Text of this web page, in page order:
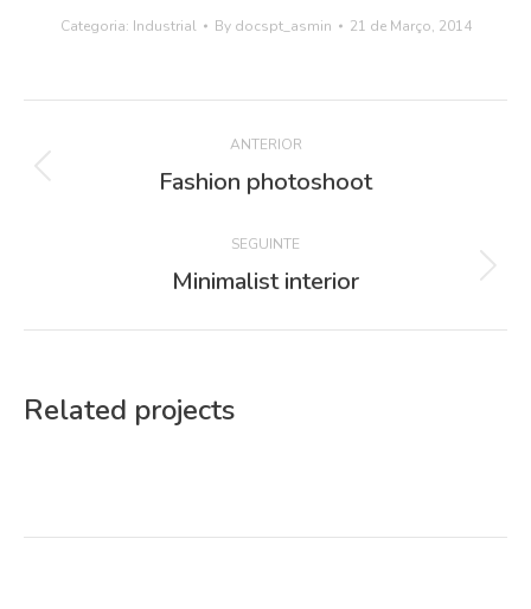
Categoria: Industrial By docspt_asmin 21 de Março, 2014
navigation
ANTERIOR
Previous
Fashion photoshoot
SEGUINTE
Next
Minimalist interior
Related projects